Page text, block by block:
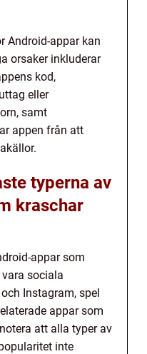
Android-appar kan
orsaker inkluderar
kod,
eller
samt
appen från att
typerna av
kraschar
appar som
sociala
Instagram, spel
appar som
att alla typer av
inte